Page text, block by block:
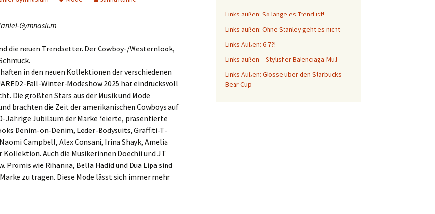
Gymnasium
die neuen Trendsetter. Der Cowboy-/Westernlook,
in den neuen Kollektionen der verschiedenen
Fall-Winter-Modeshow 2025 hat eindrucksvoll
Die größten Stars aus der Musik und Mode
brachten die Zeit der amerikanischen Cowboys auf
Jährige Jubiläum der Marke feierte, präsentierte
Denim-on-Denim, Leder-Bodysuits, Graffiti-T-
Campbell, Alex Consani, Irina Shayk, Amelia
Auch die Musikerinnen Doechii und JT
Promis wie Rihanna, Bella Hadid und Dua Lipa sind
zu tragen. Diese Mode lässt sich immer mehr
Links außen: So lange es Trend ist!
Links außen: Ohne Stanley geht es nicht
Links Außen: 6-7?!
Links außen – Stylisher Balenciaga-Müll
Links Außen: Glosse über den Starbucks
Bear Cup